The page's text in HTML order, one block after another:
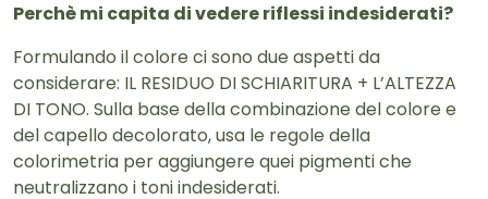
Perchè mi capita di vedere riflessi indesiderati?
Formulando il colore ci sono due aspetti da
considerare: IL RESIDUO DI SCHIARITURA + L’ALTEZZA
DI TONO. Sulla base della combinazione del colore e
del capello decolorato, usa le regole della
colorimetria per aggiungere quei pigmenti che
neutralizzano i toni indesiderati.